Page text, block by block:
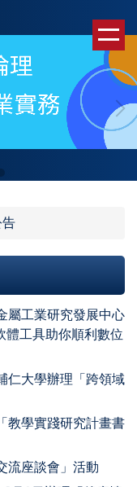
告
屬工業研究發展中心
體工具助你順利數位
仁大學辦理「跨領域
教學實踐研究計畫書
流座談會」活動